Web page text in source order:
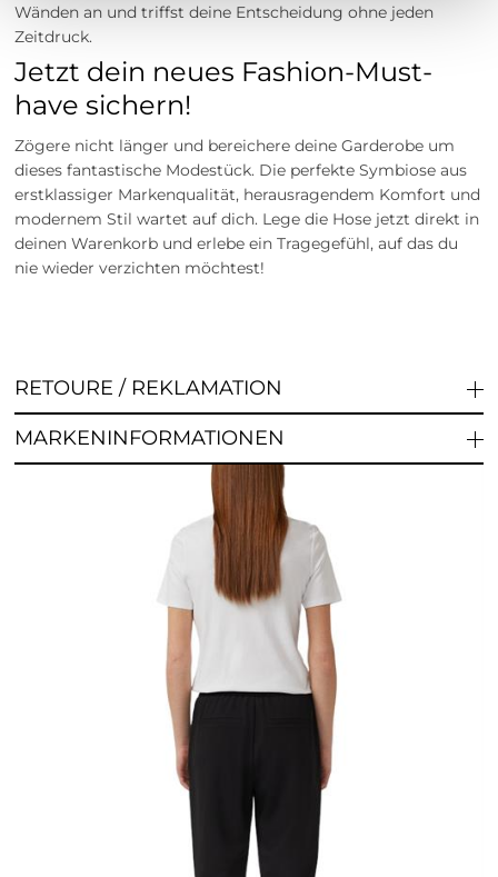
Wänden an und triffst deine Entscheidung ohne jeden
Zeitdruck.
Jetzt dein neues Fashion-Must-
have sichern!
Zögere nicht länger und bereichere deine Garderobe um
dieses fantastische Modestück. Die perfekte Symbiose aus
erstklassiger Markenqualität, herausragendem Komfort und
modernem Stil wartet auf dich. Lege die Hose jetzt direkt in
deinen Warenkorb und erlebe ein Tragegefühl, auf das du
nie wieder verzichten möchtest!
RETOURE / REKLAMATION
MARKENINFORMATIONEN